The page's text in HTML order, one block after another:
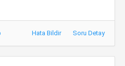
Hata Bildir Soru Detay